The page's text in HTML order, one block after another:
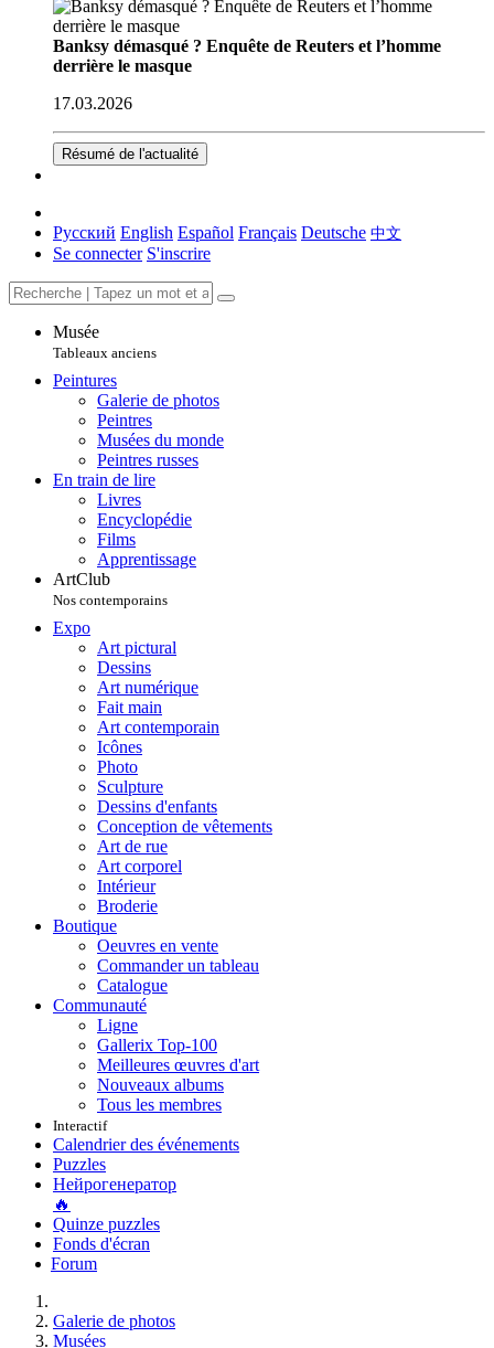
Banksy démasqué ? Enquête de Reuters et l’homme
derrière le masque
17.03.2026
Résumé de l'actualité
Русский English Español Français Deutsche 中文
Se connecter S'inscrire
Musée
Tableaux anciens
Peintures
Galerie de photos
Peintres
Musées du monde
Peintres russes
En train de lire
Livres
Encyclopédie
Films
Apprentissage
ArtClub
Nos contemporains
Expo
Art pictural
Dessins
Art numérique
Fait main
Art contemporain
Icônes
Photo
Sculpture
Dessins d'enfants
Conception de vêtements
Art de rue
Art corporel
Intérieur
Broderie
Boutique
Oeuvres en vente
Commander un tableau
Catalogue
Communauté
Ligne
Gallerix Top-100
Meilleures œuvres d'art
Nouveaux albums
Tous les membres
Interactif
Calendrier des événements
Puzzles
Нейрогенератор
🔥
Quinze puzzles
Fonds d'écran
Forum
Galerie de photos
Musées